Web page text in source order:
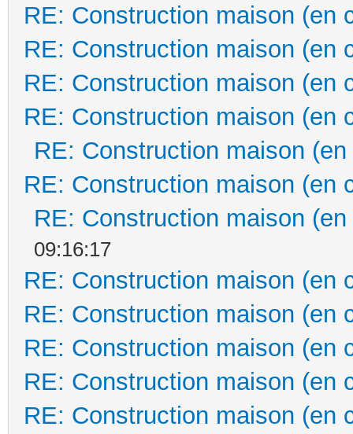
RE: Construction maison (en
RE: Construction maison (en
RE: Construction maison (en
RE: Construction maison (en
RE: Construction maison
RE: Construction maison (en
RE: Construction maison
09:16:17
RE: Construction maison (en
RE: Construction maison (en
RE: Construction maison (en
RE: Construction maison (en
RE: Construction maison (en